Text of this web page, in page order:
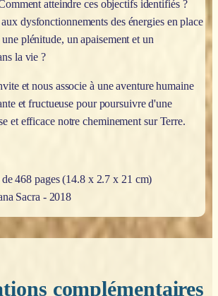
atteindre ces objectifs identifiés ?
dysfonctionnements des énergies en place
plénitude, un apaisement et un
la vie ?
et nous associe à une aventure humaine
et fructueuse pour poursuivre d'une
et efficace notre cheminement sur Terre.
468 pages (14.8 x 2.7 x 21 cm)
Sacra - 2018
complémentaires